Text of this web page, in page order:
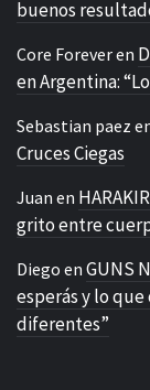
buenos
Core Foreveren
en Argentina:
Sebastian paez
Cruces Ciegas
Juan en
grito entre
Diego en GUNS
esperás y lo
diferentes”